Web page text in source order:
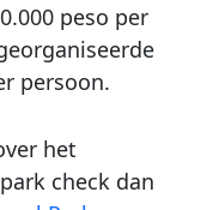
peso per
persoon.
het
check dan